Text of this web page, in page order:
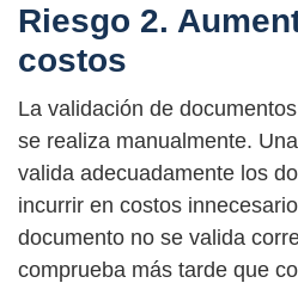
Riesgo 2.
costos
La validación de
se realiza manualmente.
valida adecuadamente los
incurrir en costos
documento no se valida
comprueba más tarde que